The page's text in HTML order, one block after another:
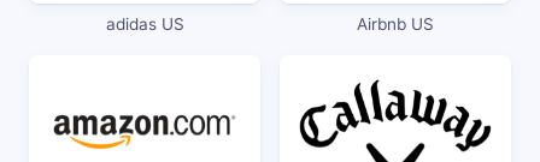
adidas US Airbnb US